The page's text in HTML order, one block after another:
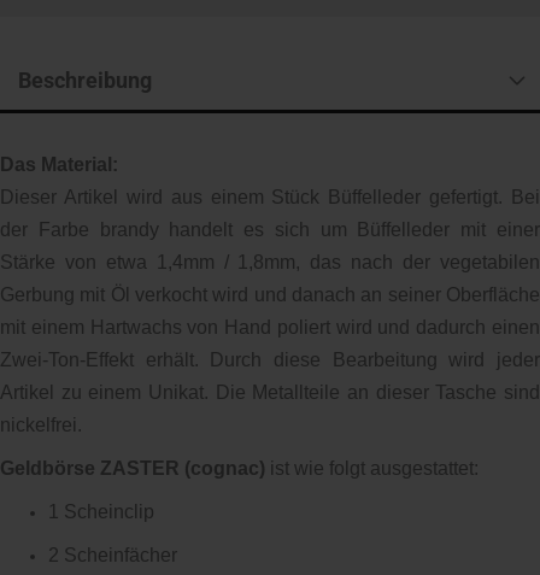
Beschreibung
Das Material:
Dieser Artikel wird aus einem Stück Büffelleder gefertigt. Bei
der Farbe brandy handelt es sich um Büffelleder mit einer
Stärke von etwa 1,4mm / 1,8mm, das nach der vegetabilen
Gerbung mit Öl verkocht wird und danach an seiner Oberfläche
mit einem Hartwachs von Hand poliert wird und dadurch einen
Zwei-Ton-Effekt erhält. Durch diese Bearbeitung wird jeder
Artikel zu einem Unikat. Die Metallteile an dieser Tasche sind
nickelfrei.
Geldbörse ZASTER (cognac) ist wie folgt ausgestattet:
1 Scheinclip
2 Scheinfächer